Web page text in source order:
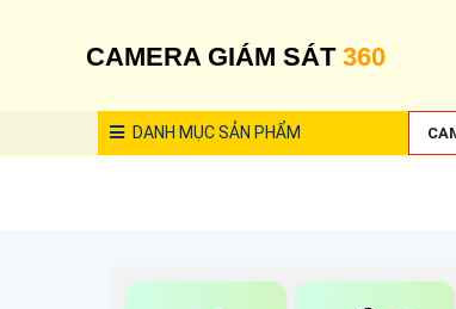
CAMERA GIÁM SÁT 360
DANH MỤCSẢN PHẨM